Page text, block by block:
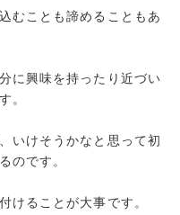
ラを出す
むことも諦めることもあ
に興味を持ったり近づい
。
いけそうかなと思って初
のです。
けることが大事です。